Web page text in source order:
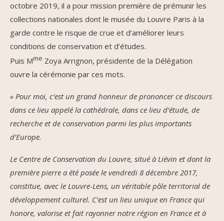
octobre 2019, il a pour mission première de prémunir les
collections nationales dont le musée du Louvre Paris à la
garde contre le risque de crue et d’améliorer leurs
conditions de conservation et d’études.
Puis Mme Zoya Arrignon, présidente de la Délégation
ouvre la cérémonie par ces mots.
« Pour moi, c’est un grand honneur de prononcer ce discours
dans ce lieu appelé la cathédrale, dans ce lieu d’étude, de
recherche et de conservation parmi les plus importants
d’Europe.
Le Centre de Conservation du Louvre, situé à Liévin et dont la
première pierre a été posée le vendredi 8 décembre 2017,
constitue, avec le Louvre-Lens, un véritable pôle territorial de
développement culturel. C’est un lieu unique en France qui
honore, valorise et fait rayonner notre région en France et à